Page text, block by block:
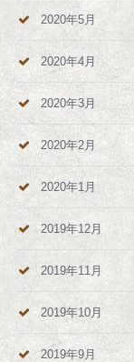
2020年5月
2020年4月
2020年3月
2020年2月
2020年1月
2019年12月
2019年11月
2019年10月
2019年9月